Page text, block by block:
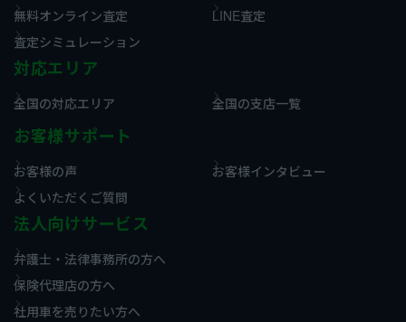
無料オンライン査定
LINE査定
査定シミュレーション
対応エリア
全国の対応エリア 全国の支店一覧
お客様サポート
お客様の声
お客様インタビュー
よくいただくご質問
法人向けサービス
弁護士・法律事務所の方へ
保険代理店の方へ
社用車を売りたい方へ